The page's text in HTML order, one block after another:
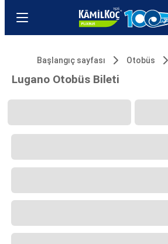
Başlangıç sayfası Otobüs
Lugano Otobüs Bileti